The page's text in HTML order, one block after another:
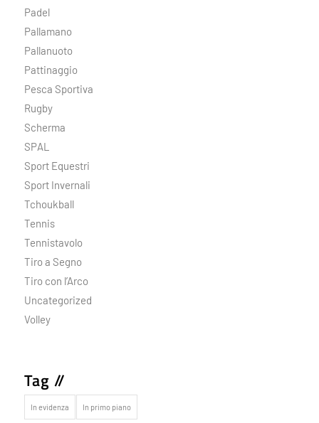
Padel
Pallamano
Pallanuoto
Pattinaggio
Pesca Sportiva
Rugby
Scherma
SPAL
Sport Equestri
Sport Invernali
Tchoukball
Tennis
Tennistavolo
Tiro a Segno
Tiro con l’Arco
Uncategorized
Volley
Tag //
In evidenza In primo piano